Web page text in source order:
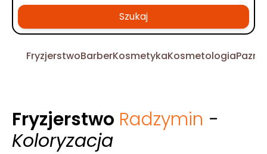
Szukaj
FryzjerstwoBarberKosmetykaKosmetologia
Fryzjerstwo Radzymin -
Koloryzacja